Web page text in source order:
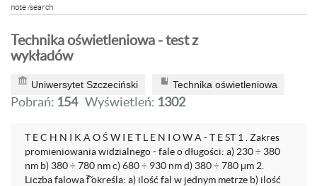
note /search
Technika oświetleniowa - test z
wykładów
Uniwersytet Szczeciński Technika oświetleniowa
Pobrań: 154 Wyświetleń: 1302
T E C H N I K A O Ś W I E T L E N I O W A - T E ST 1 . Zakres
promieniowania widzialnego - fale o długości: a) 230 ÷ 380
nm b) 380 ÷ 780 nm c) 680 ÷ 930 nm d) 380 ÷ 780 μm 2.
Liczba falowa f̃̃ określa: a) ilość fal w jednym metrze b) ilość